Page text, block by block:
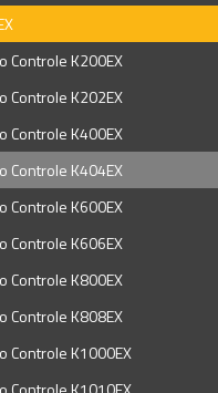
Controle K200EX
Controle K202EX
Controle K400EX
Controle K404EX
Controle K600EX
Controle K606EX
Controle K800EX
Controle K808EX
Controle K1000EX